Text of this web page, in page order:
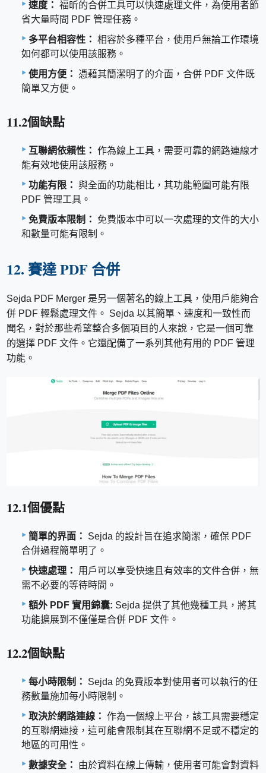
速度： 福昕的合併工具可以快速處理文件，為使用者節
省大量時間 PDF 管理任務。
多平台相容性： 相容於多種平台，使用戶無論工作環境
如何都可以使用該服務。
使用方便：
憑藉其簡潔明了的介面，合併 PDF 文件既
簡單又方便。
11.2個缺點
互聯網依賴性： 作為線上工具，需要可靠的網路連線才
能有效地使用該服務。
功能有限： 與全面的功能相比，其功能範圍可能有限
PDF 管理工具。
免費版本限制：
免費版本中可以一次處理的文件的大小
和數量可能有限制。
12. 賽達 PDF 合併
Sejda PDF Merger 是另一個著名的線上工具，使用戶能夠合
併 PDF 輕鬆處理文件。 Sejda 以其簡單、速度和一致性而
聞名，對於那些希望整合多個項目的人來說，它是一個可靠
的選擇 PDF 文件。它還配備了一系列其他有用的 PDF 管理
功能。
12.1個優點
簡單的界面：
Sejda 的設計旨在追求簡潔，確保 PDF
合併過程簡單明了。
快速處理：
用戶可以享受快速且有效率的文件合併，無
需不必要的等待時間。
額外 PDF 實用錦囊: Sejda 提供了其他幾種工具，將其
功能擴展到不僅僅是合併 PDF 文件。
12.2個缺點
每小時限制：
Sejda 的免費版本對使用者可以執行的任
務數量施加每小時限制。
取決於網路連線： 作為一個線上平台，該工具需要穩定
的互聯網連接，這可能會限制其在互聯網不足或不穩定的
地區的可用性。
數據安全：
由於資料在線上傳輸，使用者可能會對資料